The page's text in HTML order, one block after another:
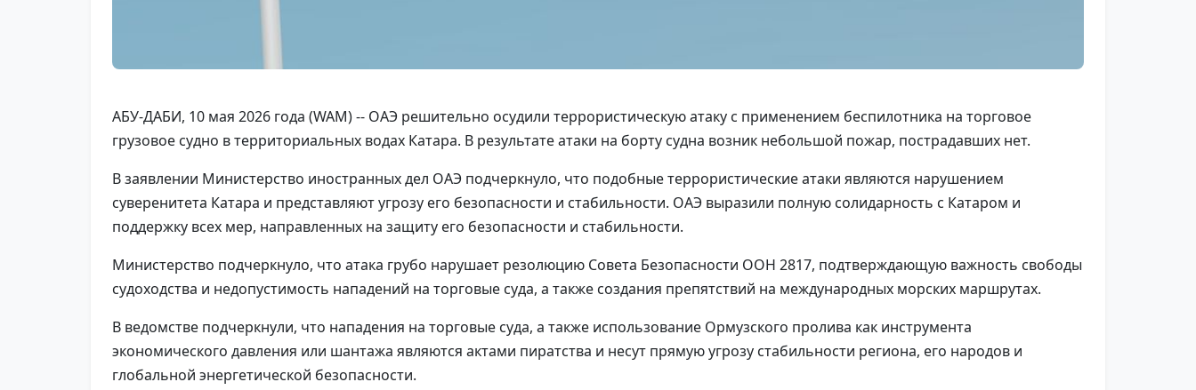
АБУ-ДАБИ, 10 мая 2026 года (WAM) -- ОАЭ решительно осудили террористическую атаку с применением беспилотника на торговое
грузовое судно в территориальных водах Катара. В результате атаки на борту судна возник небольшой пожар, пострадавших нет.
В заявлении Министерство иностранных дел ОАЭ подчеркнуло, что подобные террористические атаки являются нарушением
суверенитета Катара и представляют угрозу его безопасности и стабильности. ОАЭ выразили полную солидарность с Катаром и
поддержку всех мер, направленных на защиту его безопасности и стабильности.
Министерство подчеркнуло, что атака грубо нарушает резолюцию Совета Безопасности ООН 2817, подтверждающую важность свободы
судоходства и недопустимость нападений на торговые суда, а также создания препятствий на международных морских маршрутах.
В ведомстве подчеркнули, что нападения на торговые суда, а также использование Ормузского пролива как инструмента
экономического давления или шантажа являются актами пиратства и несут прямую угрозу стабильности региона, его народов и
глобальной энергетической безопасности.